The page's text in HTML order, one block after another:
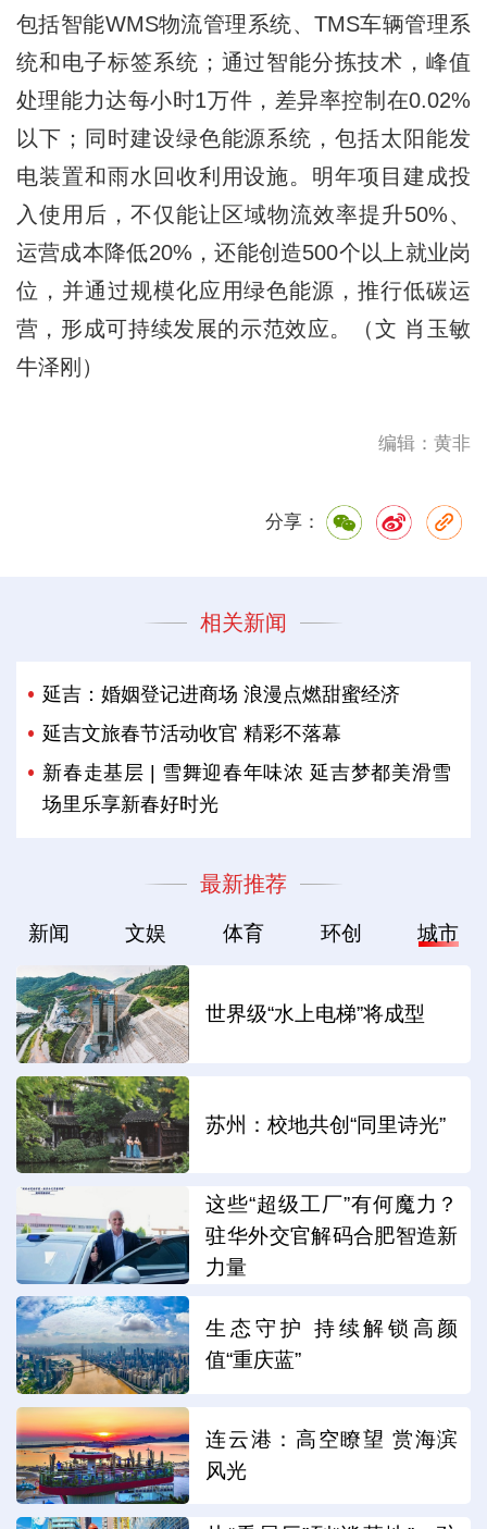
包括智能WMS物流管理系统、TMS车辆管理系
统和电子标签系统；通过智能分拣技术，峰值
处理能力达每小时1万件，差异率控制在0.02%
以下；同时建设绿色能源系统，包括太阳能发
电装置和雨水回收利用设施。明年项目建成投
入使用后，不仅能让区域物流效率提升50%、
运营成本降低20%，还能创造500个以上就业岗
位，并通过规模化应用绿色能源，推行低碳运
营，形成可持续发展的示范效应。（文 肖玉敏
牛泽刚）
编辑：黄非
分享：
相关新闻
延吉：婚姻登记进商场 浪漫点燃甜蜜经济
延吉文旅春节活动收官 精彩不落幕
新春走基层 | 雪舞迎春年味浓 延吉梦都美滑雪
场里乐享新春好时光
最新推荐
新闻 文娱 体育 环创 城市
世界级“水上电梯”将成型
苏州：校地共创“同里诗光”
这些“超级工厂”有何魔力？
驻华外交官解码合肥智造新
力量
生态守护 持续解锁高颜
值“重庆蓝”
连云港：高空瞭望 赏海滨
风光